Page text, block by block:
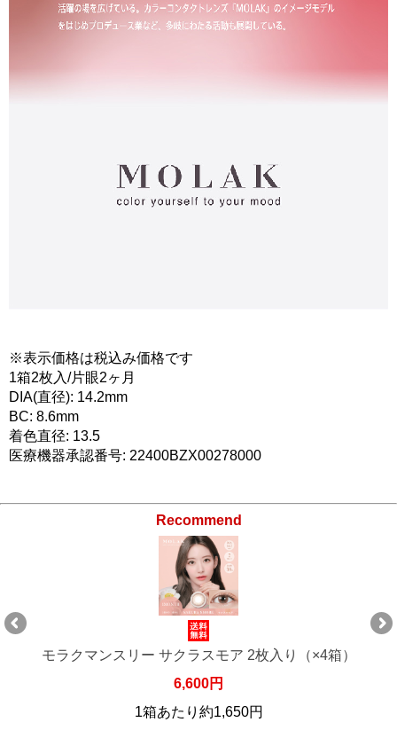
※表示価格は税込み価格です
1箱2枚入/片眼2ヶ月
DIA(直径): 14.2mm
BC: 8.6mm
着色直径: 13.5
医療機器承認番号: 22400BZX00278000
Recommend
モラクマンスリー サクラスモア 2枚入り（×6箱）
9,900円
1箱あたり約1,650円